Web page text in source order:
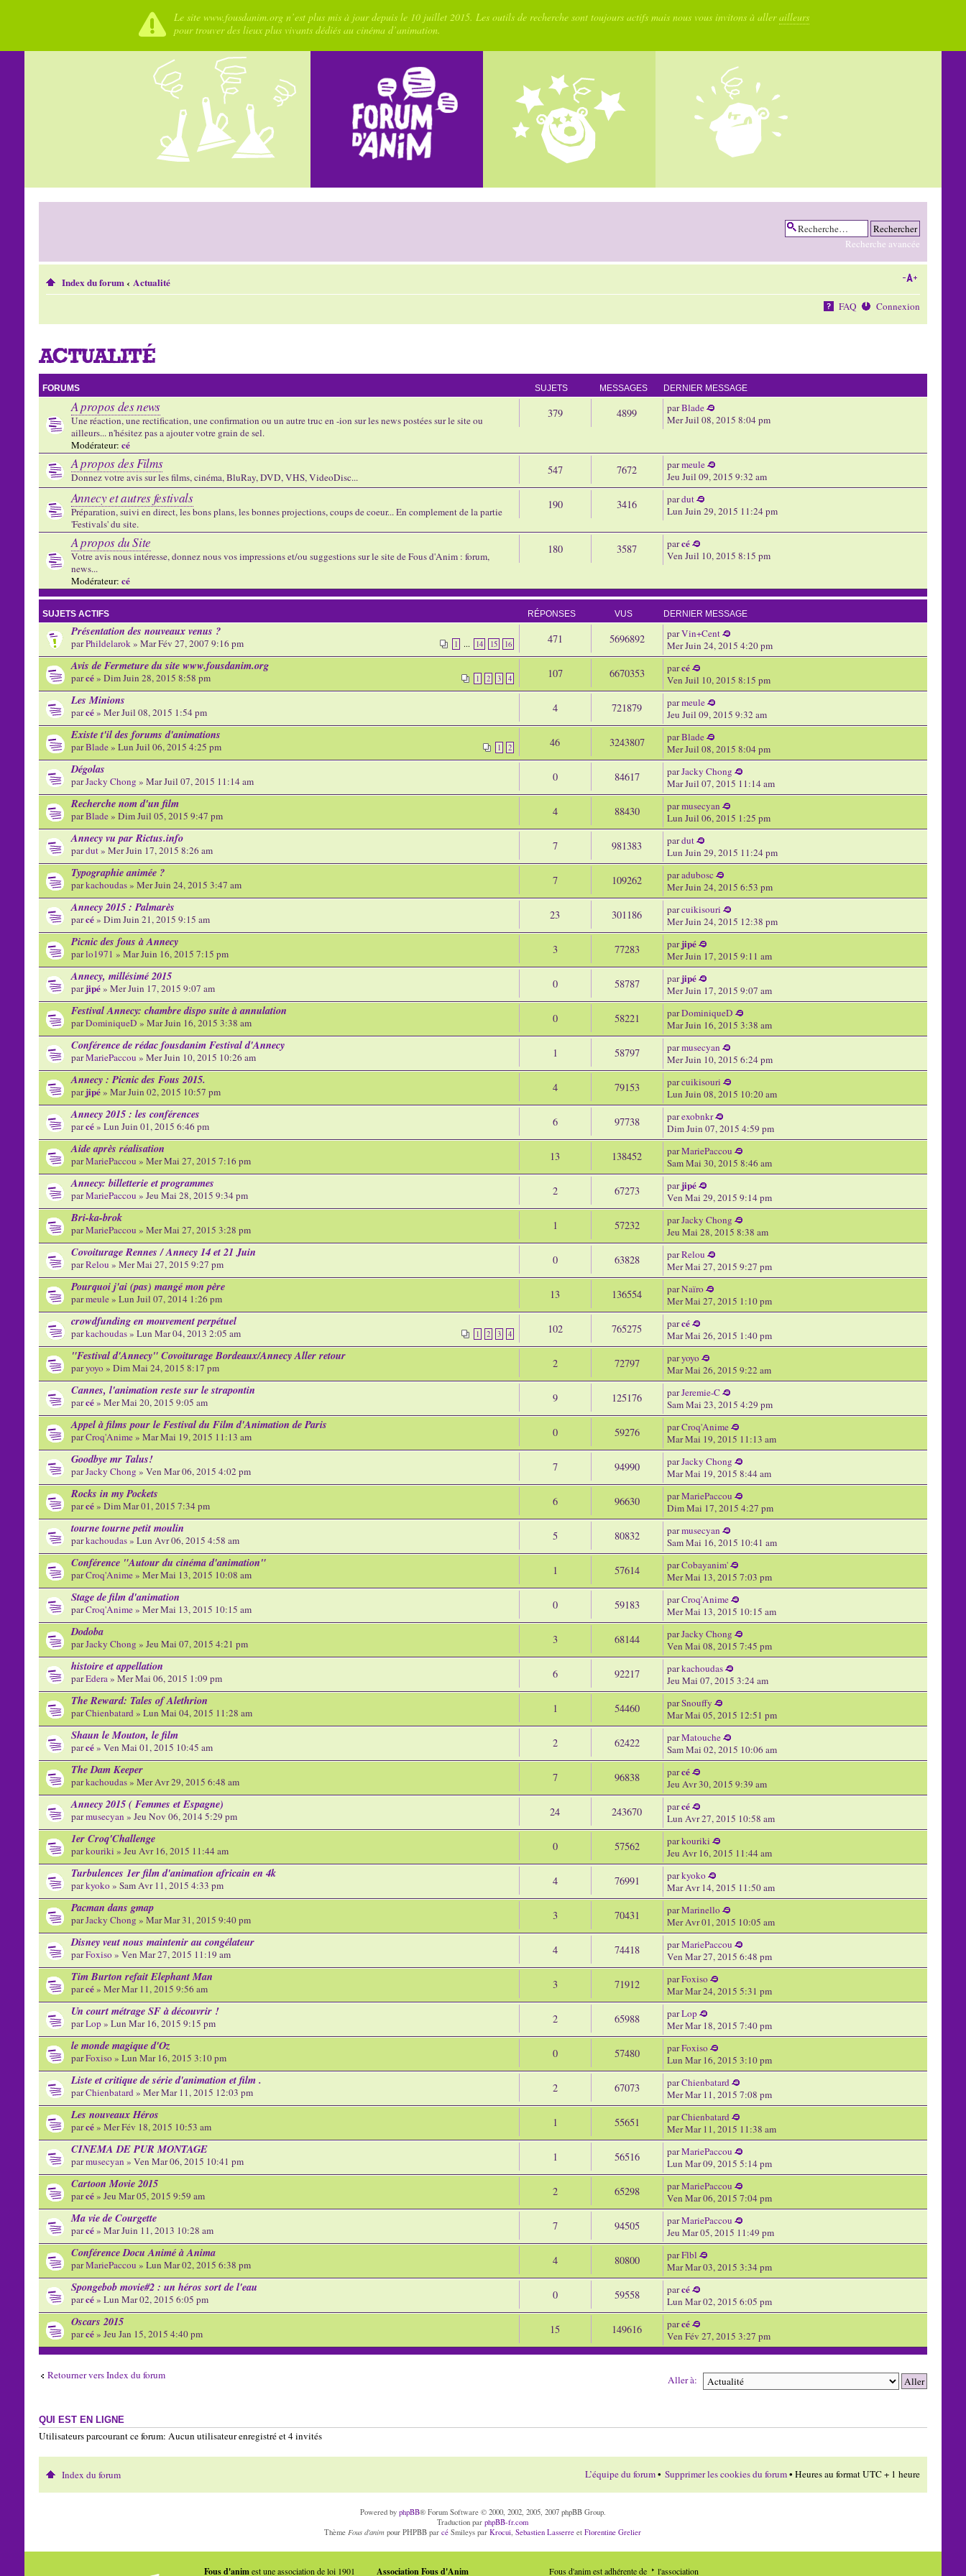
Le site www.fousdanim.org n’est plus mis à jour depuis le 10 juillet 2015. Les outils de recherche sont toujours actifs mais nous vous invitons à allerailleurs
pour trouver des lieux plus vivants dédiés au cinéma d’animation.
Recherche avancée
Index du forum‹ Actualité
FAQ Connexion
ACTUALITÉ
FORUMS SUJETS MESSAGES DERNIER MESSAGE
A propos des news
Une réaction, une rectification, une confirmation ou un autre truc en -ion sur les news postées sur le site ou
ailleurs... n'hésitez pas a ajouter votre grain de sel.
Modérateur: cé
379 4899 parBlade
Mer Juil 08, 2015 8:04 pm
A propos des Films
Donnez votre avis sur les films, cinéma, BluRay, DVD, VHS, VideoDisc...
547 7672 parmeule
Jeu Juil 09, 2015 9:32 am
Annecy et autres festivals
Préparation, suivi en direct, les bons plans, les bonnes projections, coups de coeur... En complement de la partie
'Festivals' du site.
190 3416 pardut
Lun Juin 29, 2015 11:24 pm
A propos du Site
Votre avis nous intéresse, donnez nous vos impressions et/ou suggestions sur le site de Fous d'Anim : forum,
news...
Modérateur: cé
180 3587 parcé
Ven Juil 10, 2015 8:15 pm
SUJETS ACTIFS RÉPONSES VUS DERNIER MESSAGE
Présentation des nouveaux venus ?
1 ... 14 15 16
parPhildelarok» Mar Fév 27, 2007 9:16 pm 471 5696892 parVin+Cent
Mer Juin 24, 2015 4:20 pm
Avis de Fermeture du site www.fousdanim.org
1 2 3 4
parcé» Dim Juin 28, 2015 8:58 pm 107 6670353 parcé
Ven Juil 10, 2015 8:15 pm
Les Minions
parcé» Mer Juil 08, 2015 1:54 pm 4 721879 parmeule
Jeu Juil 09, 2015 9:32 am
Existe t'il des forums d'animations
1 2
parBlade» Lun Juil 06, 2015 4:25 pm 46 3243807 parBlade
Mer Juil 08, 2015 8:04 pm
Dégolas
parJacky Chong » Mar Juil 07, 2015 11:14 am 0 84617 parJacky Chong
Mar Juil 07, 2015 11:14 am
Recherche nom d'un film
parBlade» Dim Juil 05, 2015 9:47 pm 4 88430 parmusecyan
Lun Juil 06, 2015 1:25 pm
Annecy vu par Rictus.info
pardut» Mer Juin 17, 2015 8:26 am 7 981383 pardut
Lun Juin 29, 2015 11:24 pm
Typographie animée ?
parkachoudas» Mer Juin 24, 2015 3:47 am 7 109262 paradubosc
Mer Juin 24, 2015 6:53 pm
Annecy 2015 : Palmarès
parcé» Dim Juin 21, 2015 9:15 am 23 301186 parcuikisouri
Mer Juin 24, 2015 12:38 pm
Picnic des fous à Annecy
parlo1971 » Mar Juin 16, 2015 7:15 pm 3 77283 parjipé
Mer Juin 17, 2015 9:11 am
Annecy, millésimé 2015
parjipé» Mer Juin 17, 2015 9:07 am 0 58787 parjipé
Mer Juin 17, 2015 9:07 am
Festival Annecy: chambre dispo suite à annulation
parDominiqueD » Mar Juin 16, 2015 3:38 am 0 58221 parDominiqueD
Mar Juin 16, 2015 3:38 am
Conférence de rédac fousdanim Festival d'Annecy
parMariePaccou » Mer Juin 10, 2015 10:26 am 1 58797 parmusecyan
Mer Juin 10, 2015 6:24 pm
Annecy : Picnic des Fous 2015.
parjipé» Mar Juin 02, 2015 10:57 pm 4 79153 parcuikisouri
Lun Juin 08, 2015 10:20 am
Annecy 2015 : les conférences
parcé» Lun Juin 01, 2015 6:46 pm 6 97738 parexobnkr
Dim Juin 07, 2015 4:59 pm
Aide après réalisation
parMariePaccou » Mer Mai 27, 2015 7:16 pm 13 138452 parMariePaccou
Sam Mai 30, 2015 8:46 am
Annecy: billetterie et programmes
parMariePaccou » Jeu Mai 28, 2015 9:34 pm 2 67273 parjipé
Ven Mai 29, 2015 9:14 pm
Bri-ka-brok
parMariePaccou » Mer Mai 27, 2015 3:28 pm 1 57232 parJacky Chong
Jeu Mai 28, 2015 8:38 am
Covoiturage Rennes / Annecy 14 et 21 Juin
parRelou » Mer Mai 27, 2015 9:27 pm 0 63828 parRelou
Mer Mai 27, 2015 9:27 pm
Pourquoi j'ai (pas) mangé mon père
parmeule» Lun Juil 07, 2014 1:26 pm 13 136554 parNaïro
Mer Mai 27, 2015 1:10 pm
crowdfunding en mouvement perpétuel
1 2 3 4
parkachoudas» Lun Mar 04, 2013 2:05 am 102 765275 parcé
Mar Mai 26, 2015 1:40 pm
"Festival d'Annecy" Covoiturage Bordeaux/Annecy Aller retour
paryoyo» Dim Mai 24, 2015 8:17 pm 2 72797 paryoyo
Mar Mai 26, 2015 9:22 am
Cannes, l'animation reste sur le strapontin
parcé» Mer Mai 20, 2015 9:05 am 9 125176 parJeremie-C
Sam Mai 23, 2015 4:29 pm
Appel à films pour le Festival du Film d'Animation de Paris
parCroq'Anime» Mar Mai 19, 2015 11:13 am 0 59276 parCroq'Anime
Mar Mai 19, 2015 11:13 am
Goodbye mr Talus!
parJacky Chong » Ven Mar 06, 2015 4:02 pm 7 94990 parJacky Chong
Mar Mai 19, 2015 8:44 am
Rocks in my Pockets
parcé» Dim Mar 01, 2015 7:34 pm 6 96630 parMariePaccou
Dim Mai 17, 2015 4:27 pm
tourne tourne petit moulin
parkachoudas» Lun Avr 06, 2015 4:58 am 5 80832 parmusecyan
Sam Mai 16, 2015 10:41 am
Conférence "Autour du cinéma d'animation"
parCroq'Anime» Mer Mai 13, 2015 10:08 am 1 57614 parCobayanim'
Mer Mai 13, 2015 7:03 pm
Stage de film d'animation
parCroq'Anime» Mer Mai 13, 2015 10:15 am 0 59183 parCroq'Anime
Mer Mai 13, 2015 10:15 am
Dodoba
parJacky Chong » Jeu Mai 07, 2015 4:21 pm 3 68144 parJacky Chong
Ven Mai 08, 2015 7:45 pm
histoire et appellation
parEdera» Mer Mai 06, 2015 1:09 pm 6 92217 parkachoudas
Jeu Mai 07, 2015 3:24 am
The Reward: Tales of Alethrion
parChienbatard» Lun Mai 04, 2015 11:28 am 1 54460 parSnouffy
Mar Mai 05, 2015 12:51 pm
Shaun le Mouton, le film
parcé» Ven Mai 01, 2015 10:45 am 2 62422 parMatouche
Sam Mai 02, 2015 10:06 am
The Dam Keeper
parkachoudas» Mer Avr 29, 2015 6:48 am 7 96838 parcé
Jeu Avr 30, 2015 9:39 am
Annecy 2015 ( Femmes et Espagne)
parmusecyan » Jeu Nov 06, 2014 5:29 pm 24 243670 parcé
Lun Avr 27, 2015 10:58 am
1er Croq'Challenge
parkouriki » Jeu Avr 16, 2015 11:44 am 0 57562 parkouriki
Jeu Avr 16, 2015 11:44 am
Turbulences 1er film d'animation africain en 4k
parkyoko» Sam Avr 11, 2015 4:33 pm 4 76991 parkyoko
Mar Avr 14, 2015 11:50 am
Pacman dans gmap
parJacky Chong » Mar Mar 31, 2015 9:40 pm 3 70431 parMarinello
Mer Avr 01, 2015 10:05 am
Disney veut nous maintenir au congélateur
parFoxiso» Ven Mar 27, 2015 11:19 am 4 74418 parMariePaccou
Ven Mar 27, 2015 6:48 pm
Tim Burton refait Elephant Man
parcé» Mer Mar 11, 2015 9:56 am 3 71912 parFoxiso
Mar Mar 24, 2015 5:31 pm
Un court métrage SF à découvrir !
parLop» Lun Mar 16, 2015 9:15 pm 2 65988 parLop
Mer Mar 18, 2015 7:40 pm
le monde magique d'Oz
parFoxiso» Lun Mar 16, 2015 3:10 pm 0 57480 parFoxiso
Lun Mar 16, 2015 3:10 pm
Liste et critique de série d'animation et film .
parChienbatard» Mer Mar 11, 2015 12:03 pm 2 67073 parChienbatard
Mer Mar 11, 2015 7:08 pm
Les nouveaux Héros
parcé» Mer Fév 18, 2015 10:53 am 1 55651 parChienbatard
Mer Mar 11, 2015 11:38 am
CINEMA DE PUR MONTAGE
parmusecyan » Ven Mar 06, 2015 10:41 pm 1 56516 parMariePaccou
Lun Mar 09, 2015 5:14 pm
Cartoon Movie 2015
parcé» Jeu Mar 05, 2015 9:59 am 2 65298 parMariePaccou
Ven Mar 06, 2015 7:04 pm
Ma vie de Courgette
parcé» Mar Juin 11, 2013 10:28 am 7 94505 parMariePaccou
Jeu Mar 05, 2015 11:49 pm
Conférence Docu Animé à Anima
parMariePaccou » Lun Mar 02, 2015 6:38 pm 4 80800 parFlbl
Mar Mar 03, 2015 3:34 pm
Spongebob movie#2 : un héros sort de l'eau
parcé» Lun Mar 02, 2015 6:05 pm 0 59558 parcé
Lun Mar 02, 2015 6:05 pm
Oscars 2015
parcé» Jeu Jan 15, 2015 4:40 pm 15 149616 parcé
Ven Fév 27, 2015 3:27 pm
Retourner vers Index du forum Aller à:
QUI EST EN LIGNE
Utilisateurs parcourant ce forum: Aucun utilisateur enregistré et 4 invités
Index du forum L’équipe du forum• Supprimer les cookies du forum• Heures au format UTC + 1 heure
Powered by phpBB® Forum Software © 2000, 2002, 2005, 2007 phpBB Group.
Traduction parphpBB-fr.com
Thème Fous d'anim pour PHPBB parcé Smileys parKrocui ,Sebastien Lasserre etFlorentine Grelier
Fous d'animest une association de loi 1901
Association Fous d'Anim Fous d'anim est adhérente de
l'association